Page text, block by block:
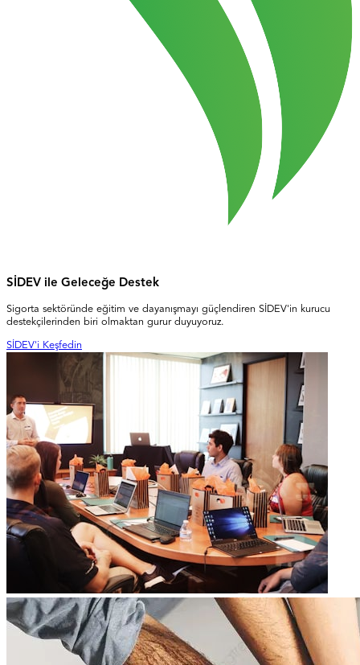
SİDEV ile Geleceğe Destek
Sigorta sektöründe eğitim ve dayanışmayı güçlendiren SİDEV'in kurucu
destekçilerinden biri olmaktan gurur duyuyoruz.
SİDEV'i Keşfedin